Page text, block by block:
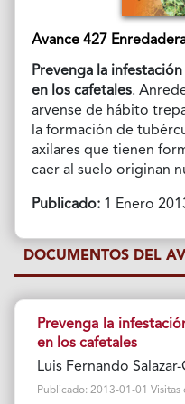
Avance 427
Prevenga la
en los cafetales.
arvense de hábito
la formación de
axilares que tienen
caer al suelo originan
Publicado:1 Enero
DOCUMENTOS DEL
Prevenga la
en los cafetales
Luis Fernando
Publicado: 2013-01-01 Visitas